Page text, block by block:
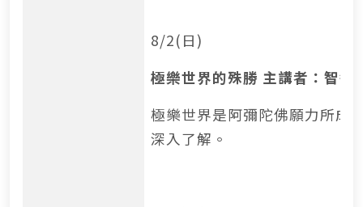
8/2(日)
極樂世界的殊勝 主講者：智
極樂世界是阿彌陀佛願力所成
深入了解。